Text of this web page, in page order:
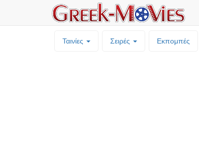
Ταινίες Σειρές Εκπομπές